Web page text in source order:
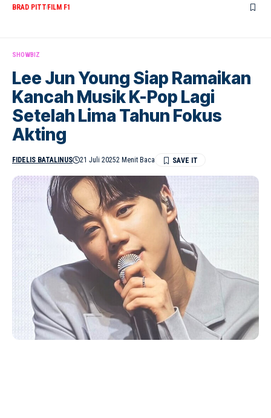
BRAD PITTFILM F1
SHOWBIZ
Lee Jun Young Siap Ramaikan
Kancah Musik K-Pop Lagi
Setelah Lima Tahun Fokus
Akting
FIDELIS BATALINUS 21 Juli 20252 Menit Baca